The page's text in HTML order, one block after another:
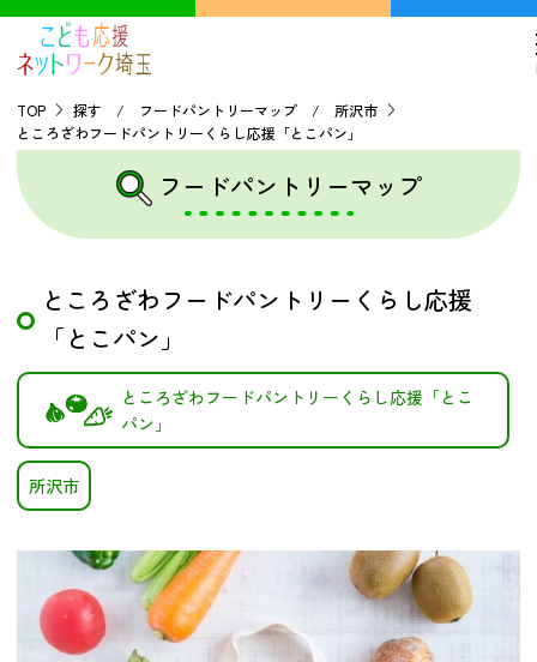
TOP
こどもの貧困について
探す
こどもの居場所マップ
フードパントリーマップ
地域ネットワークの紹介
バーチャルユースセンター
つながる・支援する
会員募集
会員紹介
TOP
探す / フードパントリーマップ / 所沢市
ところざわフードパントリーくらし応援「とこパン」
フードパントリーマップ
ところざわフードパントリーくらし応援
「とこパン」
ところざわフードパントリーくらし応援「とこ
パン」
所沢市